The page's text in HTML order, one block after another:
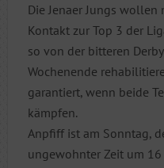
Die Jenaer Jungs
Kontakt zur Top 3 der
so von der bitteren
Wochenende
garantiert, wenn beide
kämpfen.
Anpfiff ist am Sonntag,
ungewohnter Zeit um